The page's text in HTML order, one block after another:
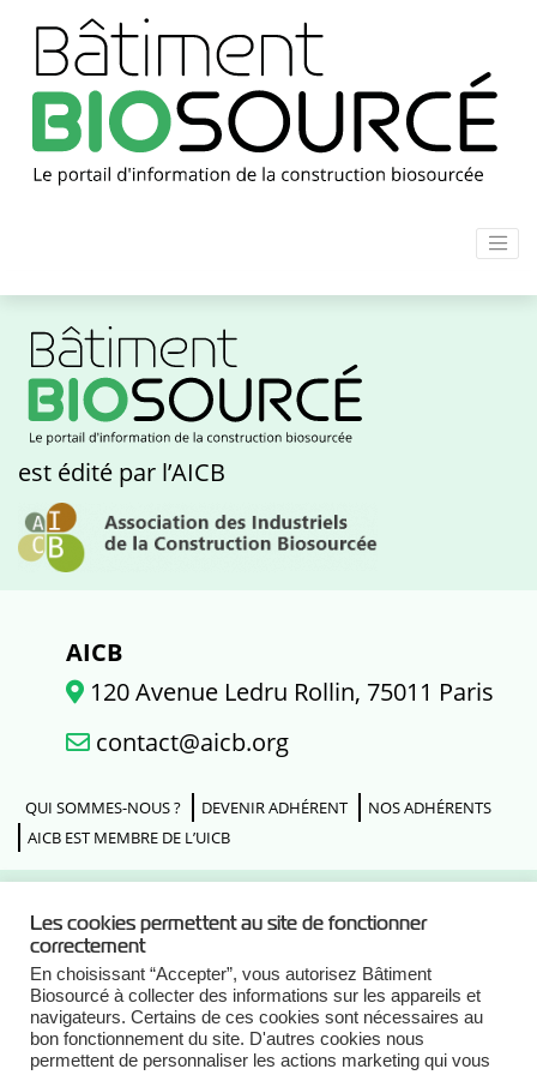
est édité par l’AICB
AICB
120 Avenue Ledru Rollin, 75011 Paris
contact@aicb.org
QUI SOMMES-NOUS ? DEVENIR ADHÉRENT
NOS ADHÉRENTS
AICB EST MEMBRE DE L’UICB
Agenda
Les cookies permettent au site de fonctionner
correctement
En choisissant “Accepter”, vous autorisez Bâtiment
Biosourcé à collecter des informations sur les appareils et
navigateurs. Certains de ces cookies sont nécessaires au
bon fonctionnement du site. D'autres cookies nous
permettent de personnaliser les actions marketing qui vous